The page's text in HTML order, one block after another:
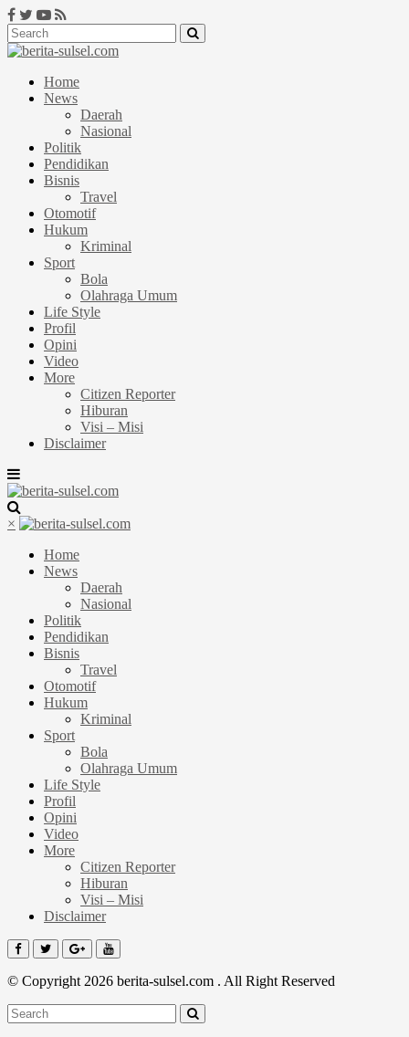
Home
News
Daerah
Nasional
Politik
Pendidikan
Bisnis
Travel
Otomotif
Hukum
Kriminal
Sport
Bola
Olahraga Umum
Life Style
Profil
Opini
Video
More
Citizen Reporter
Hiburan
Visi – Misi
Disclaimer
×
Home
News
Daerah
Nasional
Politik
Pendidikan
Bisnis
Travel
Otomotif
Hukum
Kriminal
Sport
Bola
Olahraga Umum
Life Style
Profil
Opini
Video
More
Citizen Reporter
Hiburan
Visi – Misi
Disclaimer
© Copyright 2026 berita-sulsel.com . All Right Reserved